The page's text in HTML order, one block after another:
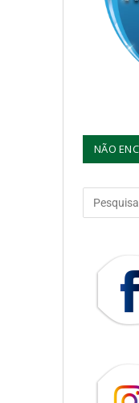
NÃO